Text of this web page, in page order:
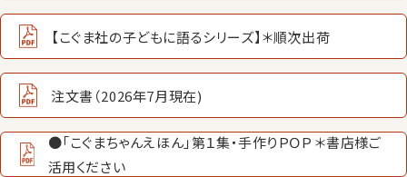
【こぐま社の子どもに語るシリーズ】＊順次出荷
注文書（2026年7月現在)
●「こぐまちゃんえほん」第１集・手作りＰＯＰ ＊書店様ご
活用ください